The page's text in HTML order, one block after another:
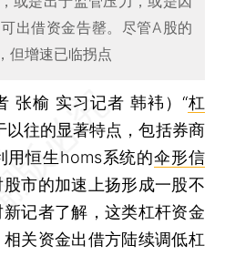
出借资金告罄。尽管A股的
但增速已临拐点
张榆 实习记者 韩袆） “杠
以往的显著特点，包括券商
用恒生homs系统的伞形信
市的加速上扬形成一股不
记者了解，这类杠杆资金
关资金出借方陆续调低杠